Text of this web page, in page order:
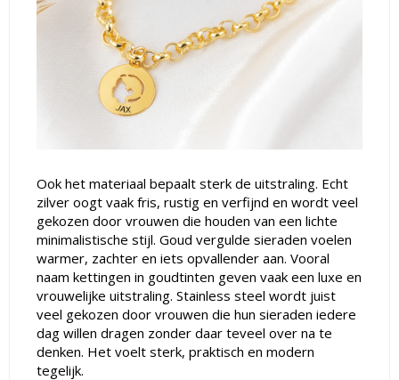
Ook het materiaal bepaalt sterk de uitstraling. Echt
zilver oogt vaak fris, rustig en verfijnd en wordt veel
gekozen door vrouwen die houden van een lichte
minimalistische stijl. Goud vergulde sieraden voelen
warmer, zachter en iets opvallender aan. Vooral
naam kettingen in goudtinten geven vaak een luxe en
vrouwelijke uitstraling. Stainless steel wordt juist
veel gekozen door vrouwen die hun sieraden iedere
dag willen dragen zonder daar teveel over na te
denken. Het voelt sterk, praktisch en modern
tegelijk.